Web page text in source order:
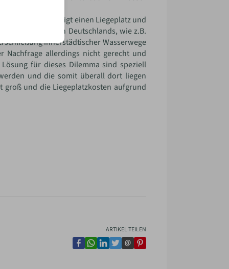
besitzt, benötigt einen Liegeplatz und
im Norden Deutschlands, wie z.B.
innerstädtischer Wasserwege
Nachfrage allerdings nicht gerecht und
für dieses Dilemma sind speziell
und die somit überall dort liegen
groß und die Liegeplatzkosten aufgrund
ARTIKEL TEILEN
facebook
whatsapp
linkedin
twitter
emailpinterest